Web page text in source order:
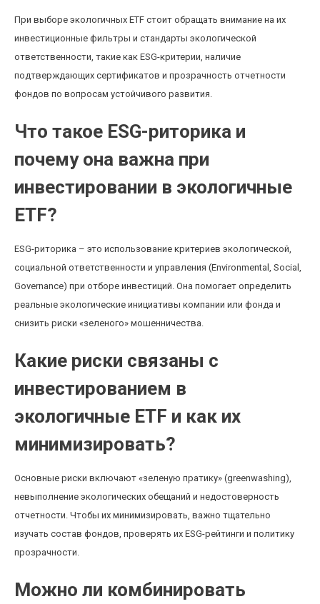
При выборе экологичных ETF стоит обращать внимание на их
инвестиционные фильтры и стандарты экологической
ответственности, такие как ESG-критерии, наличие
подтверждающих сертификатов и прозрачность отчетности
фондов по вопросам устойчивого развития.
Что такое ESG-риторика и
почему она важна при
инвестировании в экологичные
ETF?
ESG-риторика – это использование критериев экологической,
социальной ответственности и управления (Environmental, Social,
Governance) при отборе инвестиций. Она помогает определить
реальные экологические инициативы компании или фонда и
снизить риски «зеленого» мошенничества.
Какие риски связаны с
инвестированием в
экологичные ETF и как их
минимизировать?
Основные риски включают «зеленую пратику» (greenwashing),
невыполнение экологических обещаний и недостоверность
отчетности. Чтобы их минимизировать, важно тщательно
изучать состав фондов, проверять их ESG-рейтинги и политику
прозрачности.
Можно ли комбинировать